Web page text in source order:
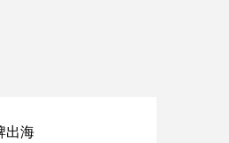
出海